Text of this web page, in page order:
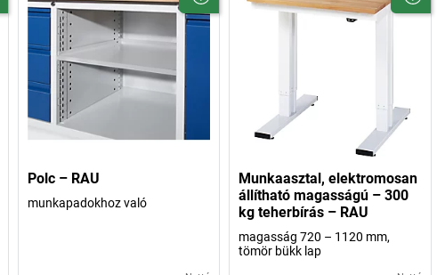
Polc – RAU
munkapadokhoz való
Munkaasztal, elektromosan
állítható magasságú – 300
kg teherbírás – RAU
magasság 720 – 1120 mm,
tömör bükk lap